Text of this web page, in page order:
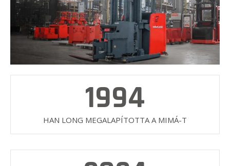
HAN LONG MEGALAPÍTOTTA A MIMÁ-T
1994